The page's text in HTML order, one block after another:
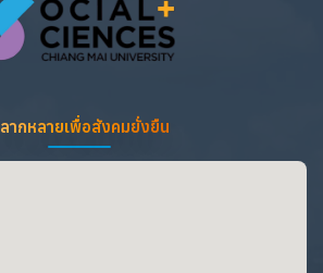
ากหลายเพื่อสังคมยั่งยืน